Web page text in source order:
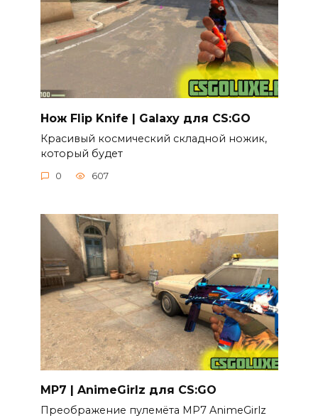
Нож Flip Knife | Galaxy для CS:GO
Красивый космический складной ножик,
который будет
0 607
MP7 | AnimeGirlz для CS:GO
Преображение пулемёта MP7 AnimeGirlz